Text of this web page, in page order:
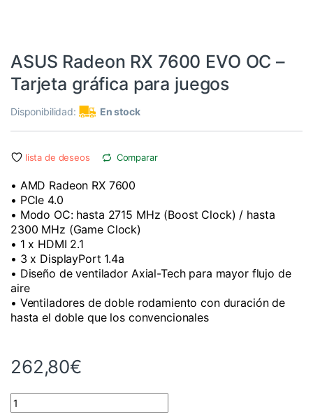
ASUS Radeon RX 7600 EVO OC –
Tarjeta gráfica para juegos
Disponibilidad: En stock
lista de deseos Comparar
• AMD Radeon RX 7600
• PCIe 4.0
• Modo OC: hasta 2715 MHz (Boost Clock) / hasta
2300 MHz (Game Clock)
• 1 x HDMI 2.1
• 3 x DisplayPort 1.4a
• Diseño de ventilador Axial-Tech para mayor flujo de
aire
• Ventiladores de doble rodamiento con duración de
hasta el doble que los convencionales
262,80€
ASUS Radeon RX 7600 EVO OC - Tarjeta gráfica para juegos